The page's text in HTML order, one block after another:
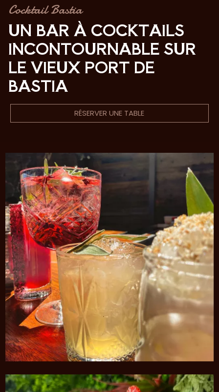
Cocktail Bastia
UN BAR À COCKTAILS
INCONTOURNABLE SUR
LE VIEUX PORT DE
BASTIA
RÉSERVER UNE TABLE